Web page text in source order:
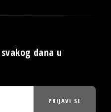
dana u
PRIJAVI SE